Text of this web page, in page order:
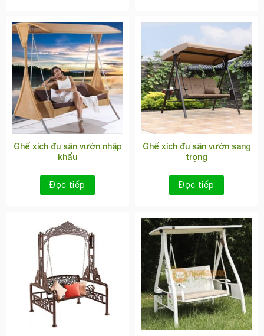
Ghế xích đu sân vườn nhập
khẩu
Đọc tiếp
Ghế xích đu sân vườn sang
trọng
Đọc tiếp